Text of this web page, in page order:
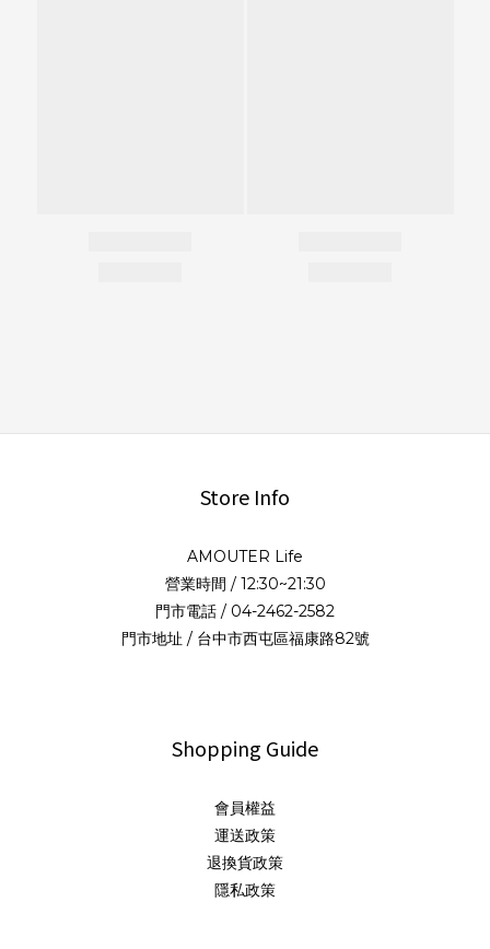
Store Info
AMOUTER Life
營業時間 / 12:30~21:30
門市電話 / 04-2462-2582
門市地址 / 台中市西屯區福康路82號
Shopping Guide
會員權益
運送政策
退換貨政策
隱私政策